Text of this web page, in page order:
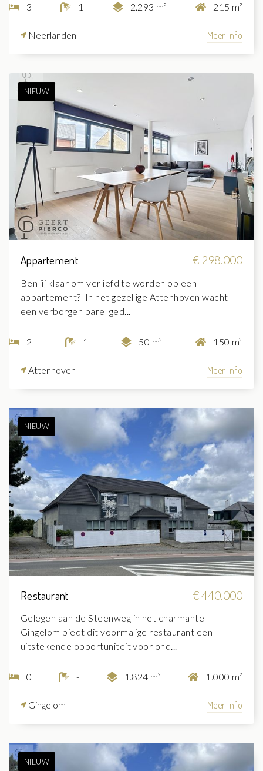
3 1 2.293 m² 215 m²
Neerlanden Meer info
NIEUW
Appartement € 298.000
Ben jij klaar om verliefd te worden op een
appartement? In het gezellige Attenhoven wacht
een verborgen parel ged...
2 1 50 m² 150 m²
Attenhoven Meer info
NIEUW
Restaurant € 440.000
Gelegen aan de Steenweg in het charmante
Gingelom biedt dit voormalige restaurant een
uitstekende opportuniteit voor ond...
0 - 1.824 m² 1.000 m²
Gingelom Meer info
NIEUW